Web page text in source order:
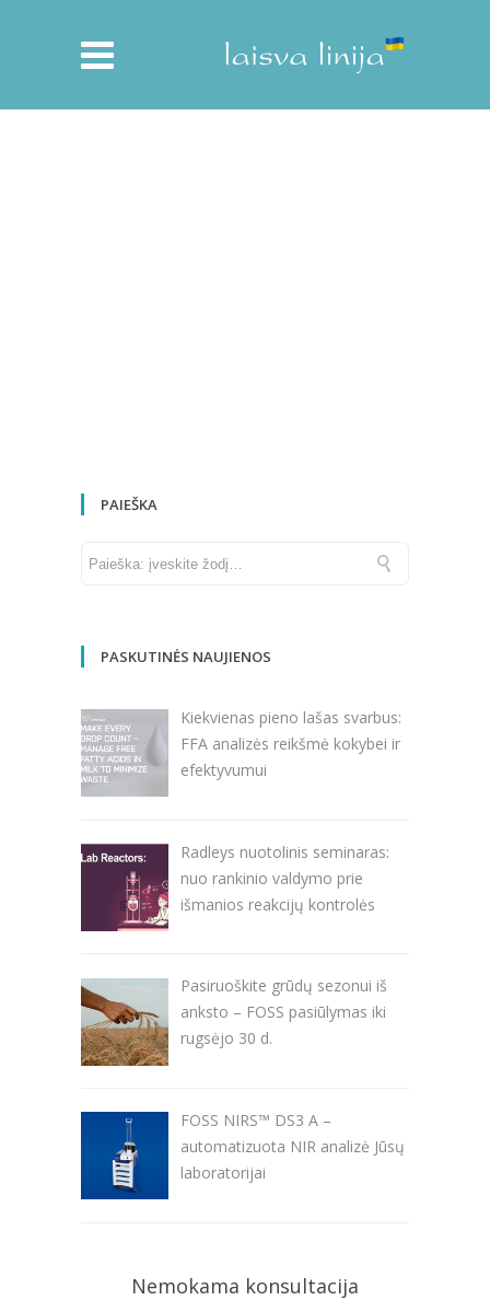
PAIEŠKA
PASKUTINĖS NAUJIENOS
Kiekvienas pieno lašas svarbus:
FFA analizės reikšmė kokybei ir
efektyvumui
Radleys nuotolinis seminaras:
nuo rankinio valdymo prie
išmanios reakcijų kontrolės
Pasiruoškite grūdų sezonui iš
anksto – FOSS pasiūlymas iki
rugsėjo 30 d.
FOSS NIRS™ DS3 A –
automatizuota NIR analizė Jūsų
laboratorijai
Nemokama konsultacija